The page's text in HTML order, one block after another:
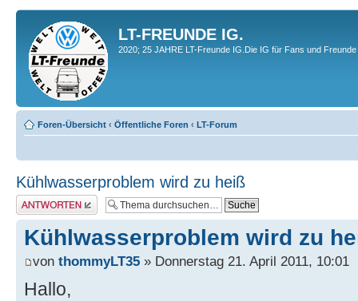
LT-FREUNDE IG.
2020; 25 JAHRE LT-Freunde IG.Die IG für Fans und
Foren-Übersicht ‹ Öffentliche Foren ‹ LT-Forum
Kühlwasserproblem wird zu heiß
Antwort erstellen
Kühlwasserproblem wird zu
von thommyLT35 » Donnerstag 21. April 2011, 10:01
Hallo,